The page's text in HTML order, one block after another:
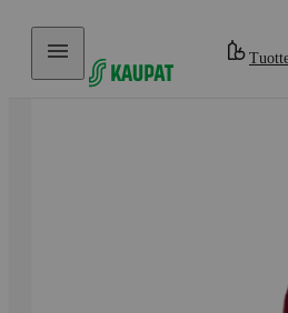
Hyppää sisältöön